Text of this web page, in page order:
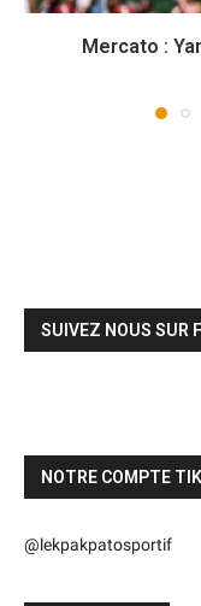
Mercato :
SUIVEZ NOUS SUR
NOTRE COMPTE
@lekpakpatosportif